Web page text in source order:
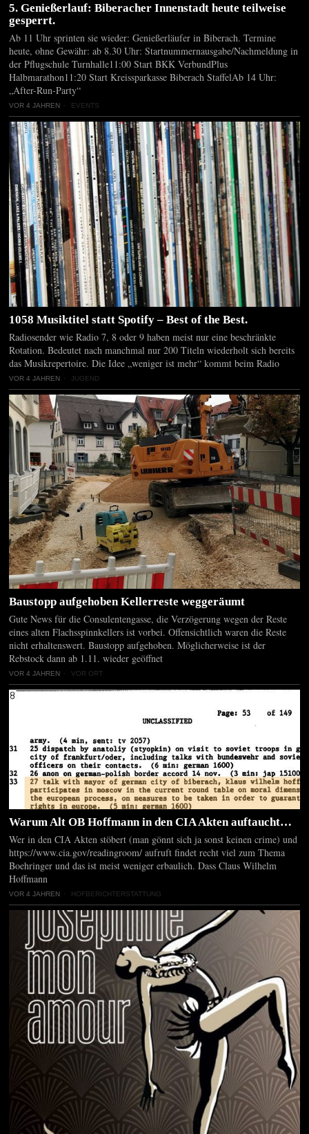
5. Genießerlauf: Biberacher Innenstadt heute teilweise
gesperrt.
Ab 11 Uhr sprinten sie wieder: Genießerläufer in Biberach. Termine
heute, ohne Gewähr: ab 8.30 Uhr: Startnummernausgabe/Nachmeldung in
der Pflugschule Turnhalle11:00 Start BKK VerbundPlus
Halbmarathon11:20 Start Kreissparkasse Biberach StaffelAb 14 Uhr:
„After-Run-Party“
VOR 4 JAHREN EVENTS
1058 Musiktitel statt Spotify – Best of the Best.
Radiosender wie Radio 7, 8 oder 9 haben meist nur eine beschränkte
Rotation. Bedeutet nach manchmal nur 200 Titeln wiederholt sich bereits
das Musikrepertoire. Die Idee „weniger ist mehr“ kommt beim Radio
VOR 4 JAHREN JUGEND
Baustopp aufgehoben Kellerreste weggeräumt
Gute News für die Consulentengasse, die Verzögerung wegen der Reste
eines alten Flachsspinnkellers ist vorbei. Offensichtlich waren die Reste
nicht erhaltenswert. Baustopp aufgehoben. Möglicherweise ist der
Rebstock dann ab 1.11. wieder geöffnet
VOR 4 JAHREN VOR ORT
Warum Alt OB Hoffmann in den CIA Akten auftaucht…
Wer in den CIA Akten stöbert (man gönnt sich ja sonst keinen crime) und
https://www.cia.gov/readingroom/ aufruft findet recht viel zum Thema
Boehringer und das ist meist weniger erbaulich. Dass Claus Wilhelm
Hoffmann
VOR 4 JAHREN HOFBERICHTERSTATTUNG